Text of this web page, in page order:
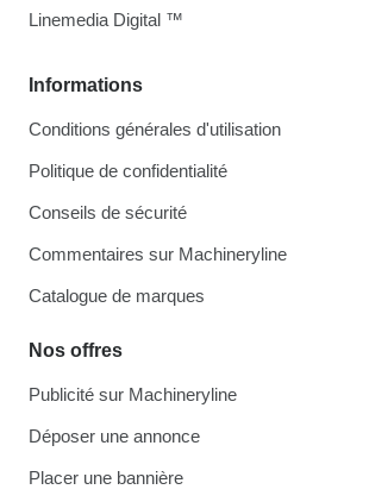
Informations
Conditions générales d'utilisation
Politique de confidentialité
Conseils de sécurité
Commentaires sur Machineryline
Catalogue de marques
Nos offres
Publicité sur Machineryline
Déposer une annonce
Placer une bannière
Linemedia Digital ™